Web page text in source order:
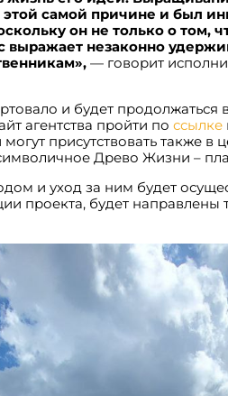
этой самой причине и был
он не только о том,
незаконно
— говорит
и будет продолжаться
агентства пройти по ссылке
могут присутствовать также
Древо Жизни –
и уход за ним будет
проекта, будет